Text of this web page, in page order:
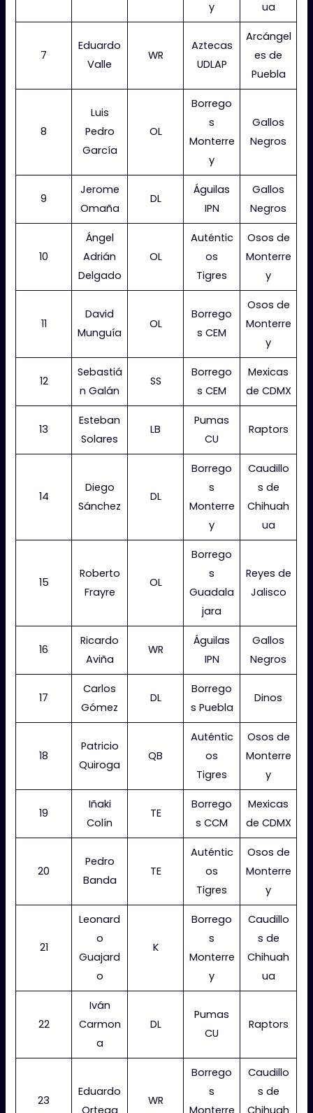
y
ua
7
Eduardo
Valle
WR
Aztecas
UDLAP
Arcángel
es de
Puebla
8
Luis
Pedro
García
OL
Borrego
s
Monterre
y
Gallos
Negros
9
Jerome
Omaña
DL
Águilas
IPN
Gallos
Negros
10
Ángel
Adrián
Delgado
OL
Auténtic
os
Tigres
Osos de
Monterre
y
11
David
Munguía
OL
Borrego
s CEM
Osos de
Monterre
y
12
Sebastiá
n Galán
SS
Borrego
s CEM
Mexicas
de CDMX
13
Esteban
Solares
LB
Pumas
CU
Raptors
14
Diego
Sánchez
DL
Borrego
s
Monterre
y
Caudillo
s de
Chihuah
ua
15
Roberto
Frayre
OL
Borrego
s
Guadala
jara
Reyes de
Jalisco
16
Ricardo
Aviña
WR
Águilas
IPN
Gallos
Negros
17
Carlos
Gómez
DL
Borrego
s Puebla
Dinos
18
Patricio
Quiroga
QB
Auténtic
os
Tigres
Osos de
Monterre
y
19
Iñaki
Colín
TE
Borrego
s CCM
Mexicas
de CDMX
20
Pedro
Banda
TE
Auténtic
os
Tigres
Osos de
Monterre
y
21
Leonard
o
Guajard
o
K
Borrego
s
Monterre
y
Caudillo
s de
Chihuah
ua
22
Iván
Carmon
a
DL
Pumas
CU
Raptors
23
Eduardo
WR
Borrego
s
Caudillo
s de